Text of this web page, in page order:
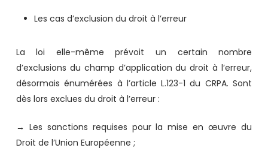
Les cas d’exclusion du droit à l’erreur
La loi elle-même prévoit un certain nombre
d’exclusions du champ d’application du droit à l’erreur,
désormais énumérées à l’article L.123-1 du CRPA. Sont
dès lors exclues du droit à l’erreur :
→ Les sanctions requises pour la mise en œuvre du
Droit de l’Union Européenne ;